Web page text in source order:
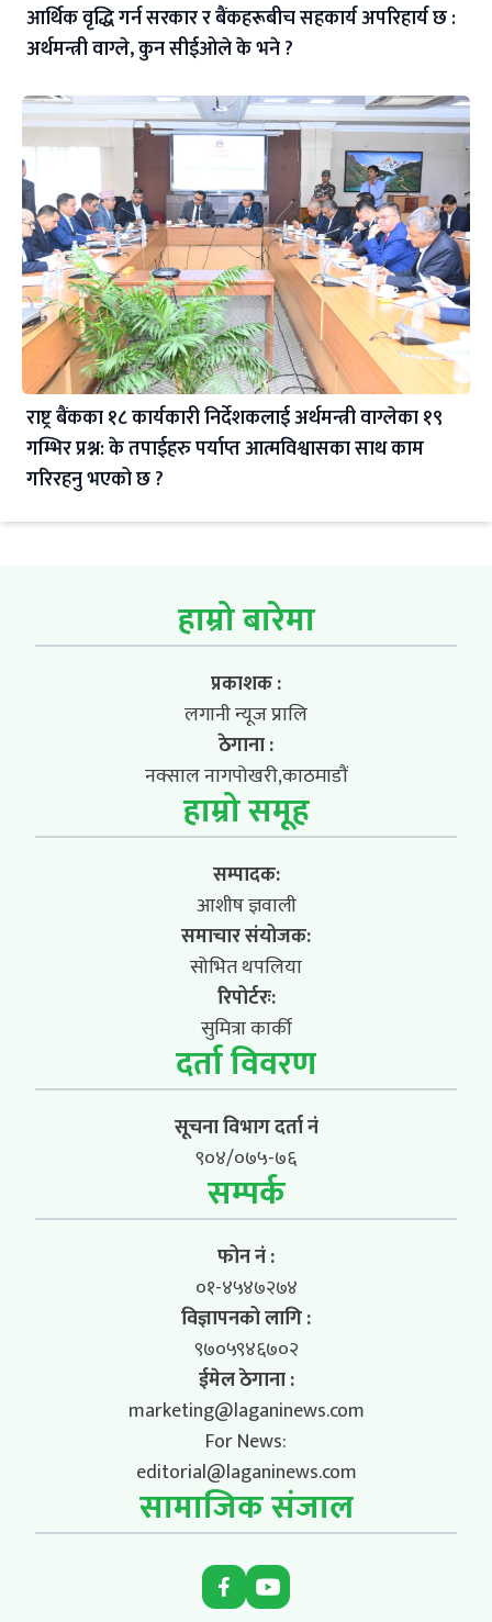
आर्थिक वृद्धि गर्न सरकार र बैंकहरूबीच सहकार्य अपरिहार्य छ :
अर्थमन्त्री वाग्ले, कुन सीईओले के भने ?
राष्ट्र बैंकका १८ कार्यकारी निर्देशकलाई अर्थमन्त्री वाग्लेका १९
गम्भिर प्रश्न: के तपाईहरु पर्याप्त आत्मविश्वासका साथ काम
गरिरहनु भएको छ ?
हाम्रो बारेमा
प्रकाशक :
लगानी न्यूज प्रालि
ठेगाना :
नक्साल नागपोखरी,काठमाडौं
हाम्रो समूह
सम्पादक:
आशीष ज्ञवाली
समाचार संयोजक:
सोभित थपलिया
रिपोर्टरः:
सुमित्रा कार्की
दर्ता विवरण
सूचना विभाग दर्ता नं
९०४/०७५-७६
सम्पर्क
फोन नं :
०१-४५४७२७४
विज्ञापनको लागि :
९७०५९४६७०२
ईमेल ठेगाना :
marketing@laganinews.com
For News:
editorial@laganinews.com
सामाजिक संजाल